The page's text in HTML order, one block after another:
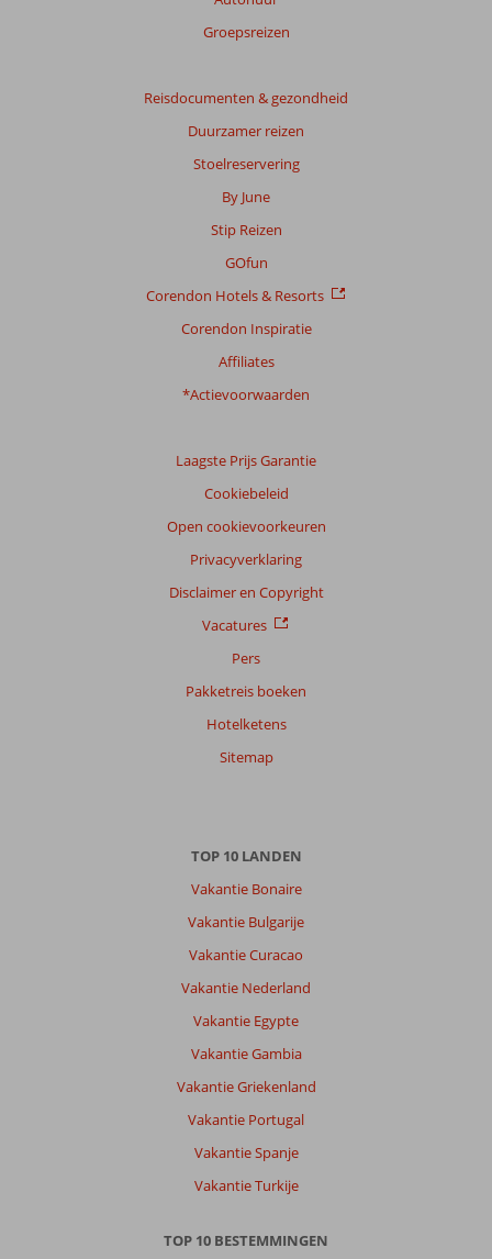
Groepsreizen
Reisdocumenten & gezondheid
Duurzamer reizen
Stoelreservering
By June
Stip Reizen
GOfun
Corendon Hotels & Resorts
Corendon Inspiratie
Affiliates
*Actievoorwaarden
Laagste Prijs Garantie
Cookiebeleid
Open cookievoorkeuren
Privacyverklaring
Disclaimer en Copyright
Vacatures
Pers
Pakketreis boeken
Hotelketens
Sitemap
TOP 10 LANDEN
Vakantie Bonaire
Vakantie Bulgarije
Vakantie Curacao
Vakantie Nederland
Vakantie Egypte
Vakantie Gambia
Vakantie Griekenland
Vakantie Portugal
Vakantie Spanje
Vakantie Turkije
TOP 10 BESTEMMINGEN